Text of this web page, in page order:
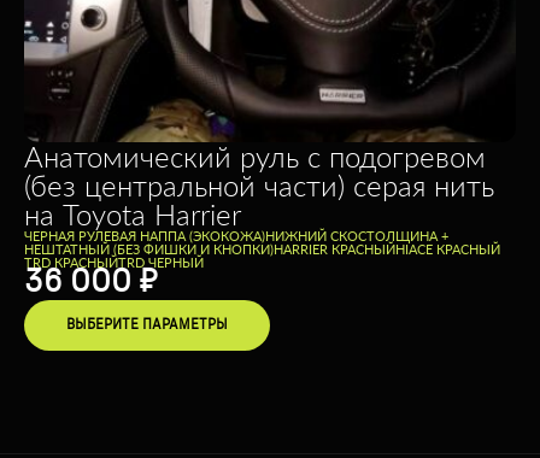
Анатомический руль с подогревом
(без центральной части) серая нить
на Toyota Harrier
ЧЕРНАЯ РУЛЕВАЯ НАППА (ЭКОКОЖА)НИЖНИЙ СКОСТОЛЩИНА +
НЕШТАТНЫЙ (БЕЗ ФИШКИ И КНОПКИ)HARRIER КРАСНЫЙHIACE КРАСНЫЙ
TRD КРАСНЫЙTRD ЧЕРНЫЙ
36 000 ₽
ВЫБЕРИТЕ ПАРАМЕТРЫ